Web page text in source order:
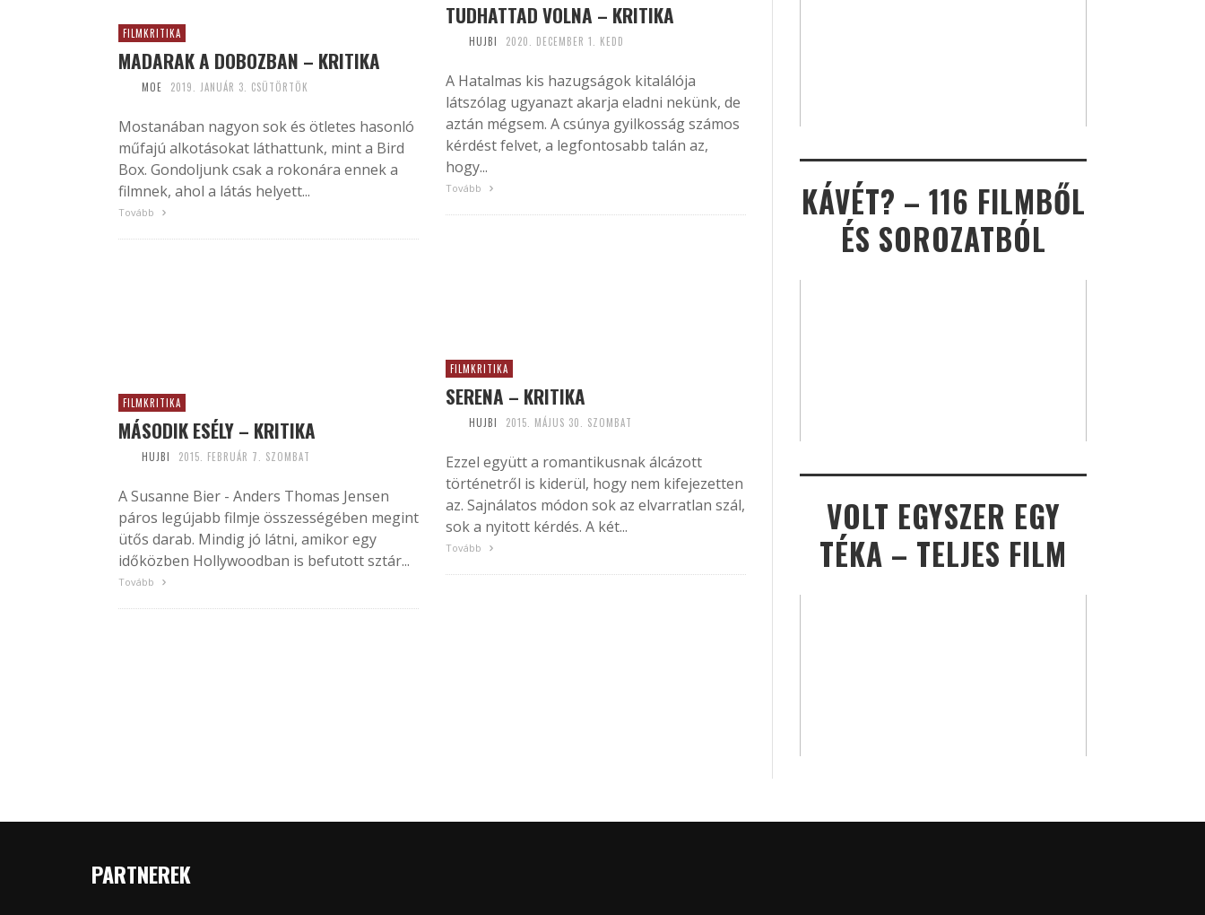
TUDHATTAD VOLNA – KRITIKA
HUJBI 2020. DECEMBER 1. KEDD
A Hatalmas kis hazugságok kitalálója
látszólag ugyanazt akarja eladni nekünk, de
aztán mégsem. A csúnya gyilkosság számos
kérdést felvet, a legfontosabb talán az,
hogy...
Tovább
FILMKRITIKA
MADARAK A DOBOZBAN – KRITIKA
MOE 2019. JANUÁR 3. CSÜTÖRTÖK
Mostanában nagyon sok és ötletes hasonló
műfajú alkotásokat láthattunk, mint a Bird
Box. Gondoljunk csak a rokonára ennek a
filmnek, ahol a látás helyett...
Tovább
FILMKRITIKA
SERENA – KRITIKA
HUJBI 2015. MÁJUS 30. SZOMBAT
Ezzel együtt a romantikusnak álcázott
történetről is kiderül, hogy nem kifejezetten
az. Sajnálatos módon sok az elvarratlan szál,
sok a nyitott kérdés. A két...
Tovább
FILMKRITIKA
MÁSODIK ESÉLY – KRITIKA
HUJBI 2015. FEBRUÁR 7. SZOMBAT
A Susanne Bier - Anders Thomas Jensen
páros legújabb filmje összességében megint
ütős darab. Mindig jó látni, amikor egy
időközben Hollywoodban is befutott sztár...
Tovább
KÁVÉT? – 116 FILMBŐL
ÉS SOROZATBÓL
VOLT EGYSZER EGY
TÉKA – TELJES FILM
PARTNEREK